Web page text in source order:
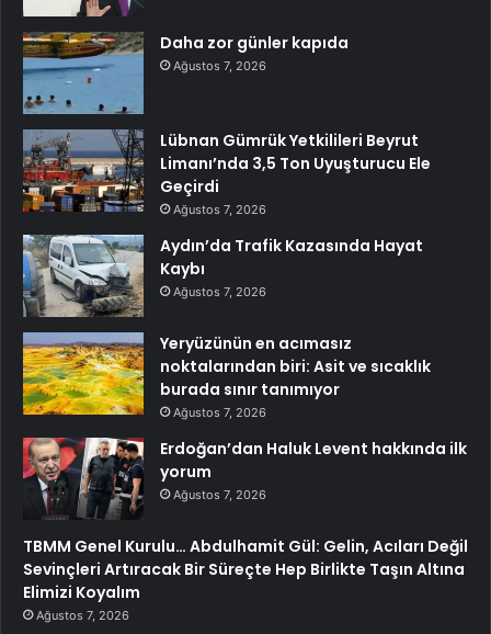
Daha zor günler kapıda
Ağustos 7, 2026
Lübnan Gümrük Yetkilileri Beyrut
Limanı’nda 3,5 Ton Uyuşturucu Ele
Geçirdi
Ağustos 7, 2026
Aydın’da Trafik Kazasında Hayat
Kaybı
Ağustos 7, 2026
Yeryüzünün en acımasız
noktalarından biri: Asit ve sıcaklık
burada sınır tanımıyor
Ağustos 7, 2026
Erdoğan’dan Haluk Levent hakkında ilk
yorum
Ağustos 7, 2026
TBMM Genel Kurulu… Abdulhamit Gül: Gelin, Acıları Değil
Sevinçleri Artıracak Bir Süreçte Hep Birlikte Taşın Altına
Elimizi Koyalım
Ağustos 7, 2026